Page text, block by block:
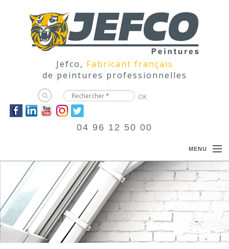
Jefco, Fabricant français
de peintures professionnelles
04 96 12 50 00
MENU
ACCUEIL
PRODUITS
DOCUMENTATIONS
COULEURS